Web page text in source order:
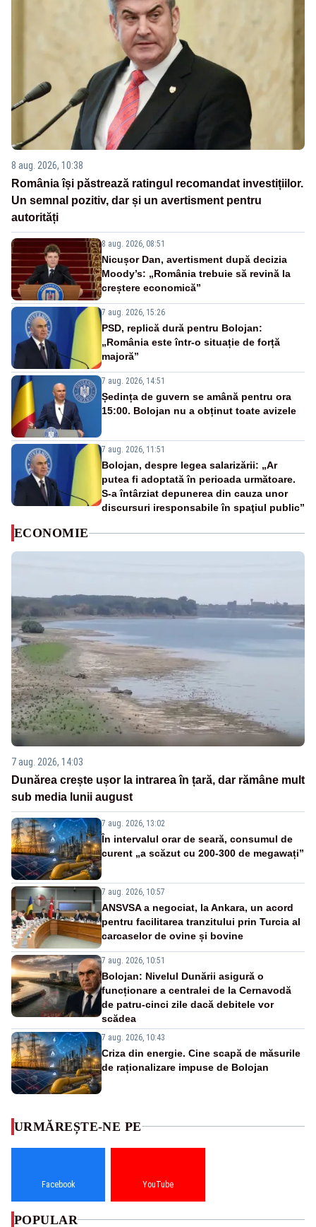
8 aug. 2026, 10:38
România își păstrează ratingul recomandat investițiilor.
Un semnal pozitiv, dar și un avertisment pentru
autorități
8 aug. 2026, 08:51
Nicușor Dan, avertisment după decizia
Moody’s: „România trebuie să revină la
creștere economică”
7 aug. 2026, 15:26
PSD, replică dură pentru Bolojan:
„România este într-o situație de forță
majoră”
7 aug. 2026, 14:51
Ședința de guvern se amână pentru ora
15:00. Bolojan nu a obținut toate avizele
7 aug. 2026, 11:51
Bolojan, despre legea salarizării: „Ar
putea fi adoptată în perioada următoare.
S-a întârziat depunerea din cauza unor
discursuri iresponsabile în spaţiul public”
ECONOMIE
7 aug. 2026, 14:03
Dunărea crește ușor la intrarea în țară, dar rămâne mult
sub media lunii august
7 aug. 2026, 13:02
În intervalul orar de seară, consumul de
curent „a scăzut cu 200-300 de megawați”
7 aug. 2026, 10:57
ANSVSA a negociat, la Ankara, un acord
pentru facilitarea tranzitului prin Turcia al
carcaselor de ovine și bovine
7 aug. 2026, 10:51
Bolojan: Nivelul Dunării asigură o
funcționare a centralei de la Cernavodă
de patru-cinci zile dacă debitele vor
scădea
7 aug. 2026, 10:43
Criza din energie. Cine scapă de măsurile
de raționalizare impuse de Bolojan
URMĂREȘTE-NE PE
Facebook YouTube
POPULAR